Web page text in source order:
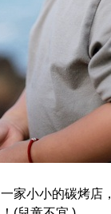
家小小的碳烤店，